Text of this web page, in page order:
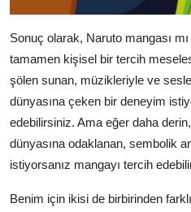
Sonuç olarak, Naruto mangası
tamamen kişisel bir tercih
şölen sunan, müzikleriyle ve
dünyasına çeken bir deneyim
edebilirsiniz. Ama eğer daha
dünyasına odaklanan, sembolik
istiyorsanız mangayı tercih
Benim için ikisi de birbirinden